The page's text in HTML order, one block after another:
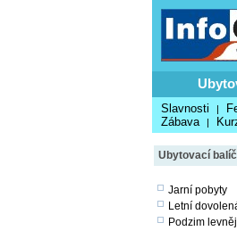
Slavnosti |
Zábava |
Ubytovací
Jarní pobyty
Letní
Podzim